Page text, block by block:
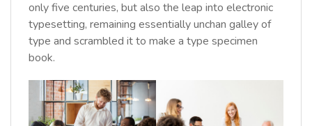
only five centuries, but also the leap into electronic
typesetting, remaining essentially unchan galley of
type and scrambled it to make a type specimen
book.